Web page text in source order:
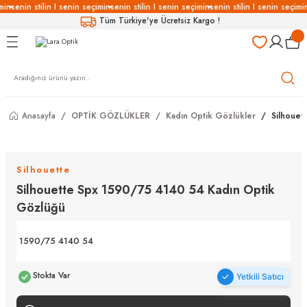
senin stilin I senin seçiminsenin stilin I senin seçiminsenin stilin I senin seçimin
Tüm Türkiye'ye Ücretsiz Kargo !
Geri Dön
Geri Dön
Geri Dön
Geri Dön
Anasayfa OPTİK GÖZLÜKLER Kadın Optik Gözlükler
Silhouette
Silhouette Spx 1590/75 4140 54 Kadın Optik
Gözlüğü
1590/75 4140 54
Stokta Var Yetkili Satıcı